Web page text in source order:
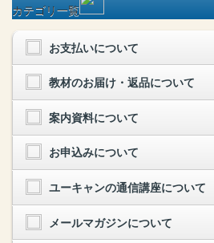
カテゴリ一覧
お支払いについて
教材のお届け・返品について
案内資料について
お申込みについて
ユーキャンの通信講座について
メールマガジンについて